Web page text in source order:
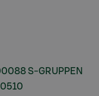
S-GRUPPEN